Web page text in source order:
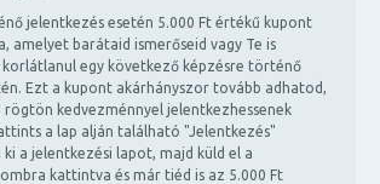
jelentkezés esetén 5.000 Ft értékű kupont
amelyet barátaid ismerőseid vagy Te is
egy következő képzésre történő
Ezt a kupont akárhányszor tovább adhatod,
rögtön kedvezménnyel jelentkezhessenek
a lap alján található "Jelentkezés"
a jelentkezési lapot, majd küld el a
kattintva és már tiéd is az 5.000 Ft